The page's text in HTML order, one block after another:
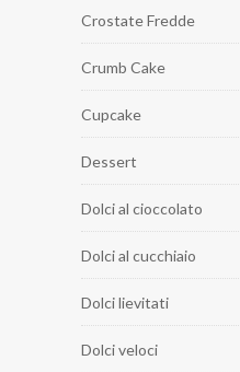
Crostate Fredde
Crumb Cake
Cupcake
Dessert
Dolci al cioccolato
Dolci al cucchiaio
Dolci lievitati
Dolci veloci